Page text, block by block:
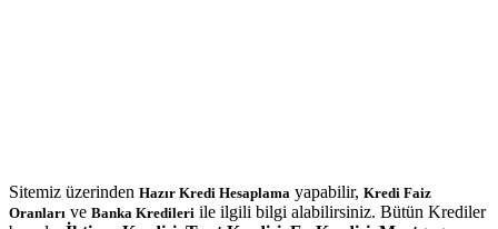
Sitemiz üzerinden Hazır Kredi Hesaplama yapabilir, Kredi Faiz
Oranları ve Banka Kredileri ile ilgili bilgi alabilirsiniz. Bütün Krediler